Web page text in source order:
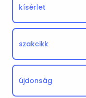
kísérlet
szakcikk
újdonság